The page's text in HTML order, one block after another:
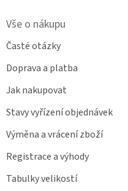
Vše o nákupu
Časté otázky
Doprava a platba
Jak nakupovat
Stavy vyřízení objednávek
Výměna a vrácení zboží
Registrace a výhody
Tabulky velikostí